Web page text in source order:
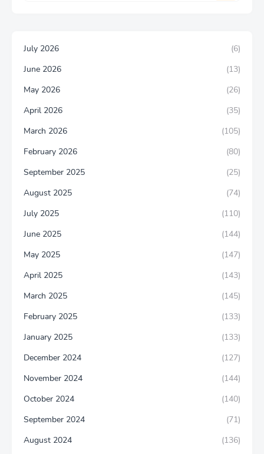
July 2026
(6)
June 2026
(13)
May 2026
(26)
April 2026
(35)
March 2026
(105)
February 2026
(80)
September 2025
(25)
August 2025
(74)
July 2025
(110)
June 2025
(144)
May 2025
(147)
April 2025
(143)
March 2025
(145)
February 2025
(133)
January 2025
(133)
December 2024
(127)
November 2024
(144)
October 2024
(140)
September 2024
(71)
August 2024
(136)